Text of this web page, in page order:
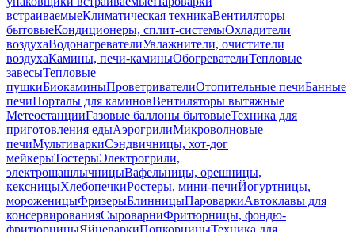
встраиваемыеКлиматическая техникаВентиляторы
бытовыеКондиционеры, сплит-системыОхладители
воздухаВодонагревателиУвлажнители, очистители
воздухаКамины, печи-каминыОбогревателиТепловые
завесыТепловые
пушкиБиокаминыПроветривателиОтопительные печиБанные
печиПорталы для каминовВентиляторы вытяжные
МетеостанцииГазовые баллоны бытовыеТехника для
приготовления едыАэрогрилиМикроволновые
печиМультиваркиСэндвичницы, хот-дог
мейкерыТостерыЭлектрогрили,
электрошашлычницыВафельницы, орешницы,
кексницыХлебопечкиРостеры, мини-печиЙогуртницы,
мороженицыФризерыБлинницыПароваркиАвтоклавы для
консервированияСыроварниФритюрницы, фондю-
фритюрницыЯйцеваркиПопкорницыТехника для